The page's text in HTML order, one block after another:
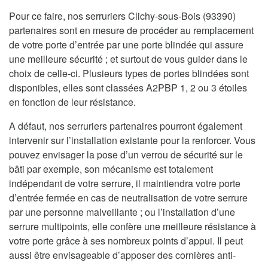
Pour ce faire, nos serruriers Clichy-sous-Bois (93390)
partenaires sont en mesure de procéder au remplacement
de votre porte d’entrée par une porte blindée qui assure
une meilleure sécurité ; et surtout de vous guider dans le
choix de celle-ci. Plusieurs types de portes blindées sont
disponibles, elles sont classées A2PBP 1, 2 ou 3 étoiles
en fonction de leur résistance.
A défaut, nos serruriers partenaires pourront également
intervenir sur l’installation existante pour la renforcer. Vous
pouvez envisager la pose d’un verrou de sécurité sur le
bâti par exemple, son mécanisme est totalement
indépendant de votre serrure, il maintiendra votre porte
d’entrée fermée en cas de neutralisation de votre serrure
par une personne malveillante ; ou l’installation d’une
serrure multipoints, elle confère une meilleure résistance à
votre porte grâce à ses nombreux points d’appui. Il peut
aussi être envisageable d’apposer des cornières anti-